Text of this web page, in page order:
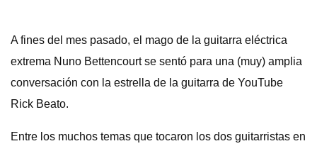
A fines del mes pasado, el mago de la guitarra eléctrica
extrema Nuno Bettencourt se sentó para una (muy) amplia
conversación con la estrella de la guitarra de YouTube
Rick Beato.
Entre los muchos temas que tocaron los dos guitarristas en